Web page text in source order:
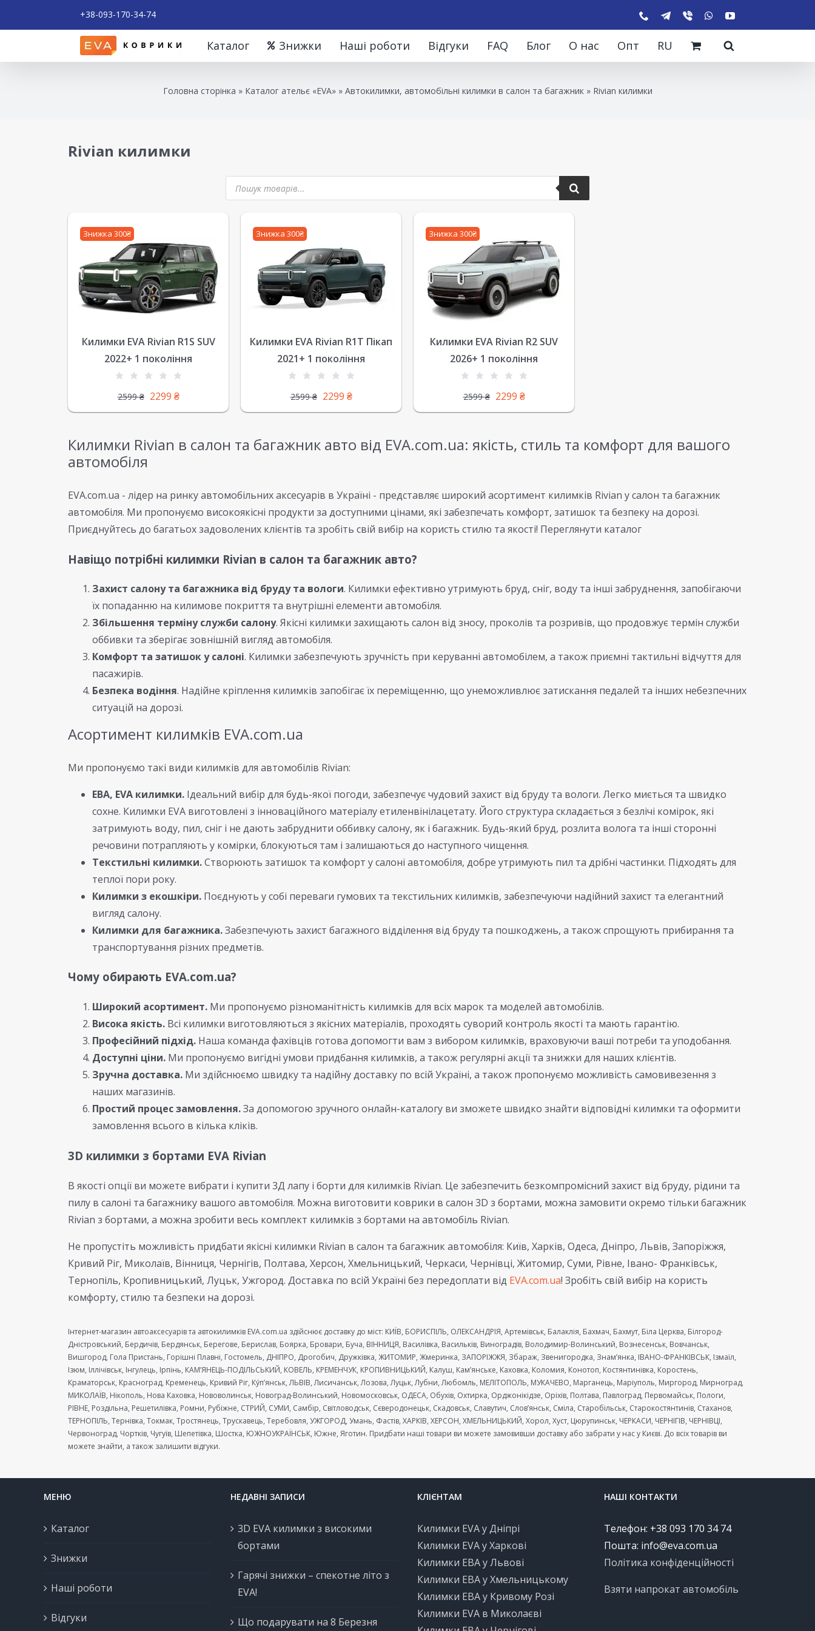
+38-093-170-34-74
Каталог Знижки Наші роботи Відгуки FAQ Блог О нас Опт RU
Головна сторінка » Каталог ательє «EVA»» Автокилимки, автомобільні килимки в салон та багажник» Rivian килимки
Rivian килимки
Знижка 300₴
Килимки EVA Rivian R1S SUV
2022+ 1 покоління
2599₴ 2299 ₴
Знижка 300₴
Килимки EVA Rivian R1T Пікап
2021+ 1 покоління
2599₴ 2299 ₴
Знижка 300₴
Килимки EVA Rivian R2 SUV
2026+ 1 покоління
2599₴ 2299 ₴
Килимки Rivian в салон та багажник авто від EVA.com.ua: якість, стиль та комфорт для вашого
автомобіля
EVA.com.ua - лідер на ринку автомобільних аксесуарів в Україні - представляє широкий асортимент килимків Rivian у салон та багажник
автомобіля. Ми пропонуємо високоякісні продукти за доступними цінами, які забезпечать комфорт, затишок та безпеку на дорозі.
Приєднуйтесь до багатьох задоволених клієнтів та зробіть свій вибір на користь стилю та якості! Переглянути каталог
Навіщо потрібні килимки Rivian в салон та багажник авто?
Захист салону та багажника від бруду та вологи. Килимки ефективно утримують бруд, сніг, воду та інші забруднення, запобігаючи
їх попаданню на килимове покриття та внутрішні елементи автомобіля.
Збільшення терміну служби салону. Якісні килимки захищають салон від зносу, проколів та розривів, що продовжує термін служби
оббивки та зберігає зовнішній вигляд автомобіля.
Комфорт та затишок у салоні. Килимки забезпечують зручність при керуванні автомобілем, а також приємні тактильні відчуття для
пасажирів.
Безпека водіння. Надійне кріплення килимків запобігає їх переміщенню, що унеможливлює затискання педалей та інших небезпечних
ситуацій на дорозі.
Асортимент килимків EVA.com.ua
Ми пропонуємо такі види килимків для автомобілів Rivian:
ЕВА, EVA килимки. Ідеальний вибір для будь-якої погоди, забезпечує чудовий захист від бруду та вологи. Легко миється та швидко
сохне. Килимки EVA виготовлені з інноваційного матеріалу етиленвінілацетату. Його структура складається з безлічі комірок, які
затримують воду, пил, сніг і не дають забруднити оббивку салону, як і багажник. Будь-який бруд, розлита волога та інші сторонні
речовини потрапляють у комірки, блокуються там і залишаються до наступного чищення.
Текстильні килимки.Створюють затишок та комфорт у салоні автомобіля, добре утримують пил та дрібні частинки. Підходять для
теплої пори року.
Килимки з екошкіри. Поєднують у собі переваги гумових та текстильних килимків, забезпечуючи надійний захист та елегантний
вигляд салону.
Килимки для багажника.Забезпечують захист багажного відділення від бруду та пошкоджень, а також спрощують прибирання та
транспортування різних предметів.
Чому обирають EVA.com.ua?
Широкий асортимент. Ми пропонуємо різноманітність килимків для всіх марок та моделей автомобілів.
Висока якість. Всі килимки виготовляються з якісних матеріалів, проходять суворий контроль якості та мають гарантію.
Професійний підхід. Наша команда фахівців готова допомогти вам з вибором килимків, враховуючи ваші потреби та уподобання.
Доступні ціни. Ми пропонуємо вигідні умови придбання килимків, а також регулярні акції та знижки для наших клієнтів.
Зручна доставка. Ми здійснюємо швидку та надійну доставку по всій Україні, а також пропонуємо можливість самовивезення з
наших магазинів.
Простий процес замовлення.За допомогою зручного онлайн-каталогу ви зможете швидко знайти відповідні килимки та оформити
замовлення всього в кілька кліків.
3D килимки з бортами EVA Rivian
В якості опції ви можете вибрати і купити 3Д лапу і борти для килимків Rivian. Це забезпечить безкомпромісний захист від бруду, рідини та
пилу в салоні та багажнику вашого автомобіля. Можна виготовити коврики в салон 3D з бортами, можна замовити окремо тільки багажник
Rivian з бортами, а можна зробити весь комплект килимків з бортами на автомобіль Rivian.
Не пропустіть можливість придбати якісні килимки Rivian в салон та багажник автомобіля: Київ, Харків, Одеса, Дніпро, Львів, Запоріжжя,
Кривий Ріг, Миколаїв, Вінниця, Чернігів, Полтава, Херсон, Хмельницький, Черкаси, Чернівці, Житомир, Суми, Рівне, Івано- Франківськ,
Тернопіль, Кропивницький, Луцьк, Ужгород. Доставка по всій Україні без передоплати від EVA.com.ua! Зробіть свій вибір на користь
комфорту, стилю та безпеки на дорозі.
Інтернет-магазин автоаксесуарів та автокилимків EVA.com.ua здійснює доставку до міст: КИЇВ, БОРИСПІЛЬ, ОЛЕКСАНДРІЯ, Артемівськ, Балаклія, Бахмач, Бахмут, Біла Церква, Білгород-
Дністровський, Бердичів, Бердянськ, Берегове, Берислав, Боярка, Бровари, Буча, ВІННИЦЯ, Василівка, Васильків, Виноградів, Володимир-Волинський, Вознесенськ, Вовчанськ,
Вишгород, Гола Пристань, Горішні Плавні, Гостомель, ДНІПРО, Дрогобич, Дружківка, ЖИТОМИР, Жмеринка, ЗАПОРІЖЖЯ, Збараж, Звенигородка, Знам’янка, ІВАНО-ФРАНКІВСЬК, Ізмаїл,
Ізюм, Іллічівськ, Інгулець, Ірпінь, КАМ’ЯНЕЦЬ-ПОДІЛЬСЬКИЙ, КОВЕЛЬ, КРЕМЕНЧУК, КРОПИВНИЦЬКИЙ, Калуш, Кам’янське, Каховка, Коломия, Конотоп, Костянтинівка, Коростень,
Краматорськ, Красноград, Кременець, Кривий Ріг, Ку́п’янськ, ЛЬВІВ, Лисичанськ, Лозова, Луцьк, Лубни, Любомль, МЕЛІТОПОЛЬ, МУКАЧЕВО, Марганець, Маріуполь, Миргород, Мирноград,
МИКОЛАЇВ, Нікополь, Нова Каховка, Нововолинськ, Новоград-Волинський, Новомосковськ, ОДЕСА, Обухів, Охтирка, Орджонікідзе, Оріхів, Полтава, Павлоград, Первомайськ, Пологи,
РІВНЕ, Роздільна, Решетилівка, Ромни, Рубіжне, СТРИЙ, СУМИ, Самбір, Світловодськ, Сєверодонецьк, Скадовськ, Славутич, Слов’янськ, Сміла, Старобільськ, Старокостянтинів, Стаханов,
ТЕРНОПІЛЬ, Тернівка, Токмак, Тростянець, Трускавець, Теребовля, УЖГОРОД, Умань, Фастів, ХАРКІВ, ХЕРСОН, ХМЕЛЬНИЦЬКИЙ, Хорол, Хуст, Цюрупинськ, ЧЕРКАСИ, ЧЕРНІГІВ, ЧЕРНІВЦІ,
Червоноград, Чортків, Чугуїв, Шепетівка, Шостка, ЮЖНОУКРАЇНСЬК, Южне, Яготин. Придбати наші товари ви можете замовивши доставку або забрати у нас у Києві. До всіх товарів ви
можете знайти, а також залишити відгуки.
МЕНЮ
Каталог
Знижки
Наші роботи
Відгуки
НЕДАВНІ ЗАПИСИ
3D EVA килимки з високими
бортами
Гарячі знижки – спекотне літо з
EVA!
Що подарувати на 8 Березня
КЛІЄНТАМ
Килимки EVA у Дніпрі
Килимки EVA у Харкові
Килимки ЕВА у Львові
Килимки ЕВА у Хмельницькому
Килимки ЕВА у Кривому Розі
Килимки EVA в Миколаєві
НАШІ КОНТАКТИ
Телефон: +38 093 170 34 74
Пошта: info@eva.com.ua
Політика конфіденційності
Взяти напрокат автомобіль